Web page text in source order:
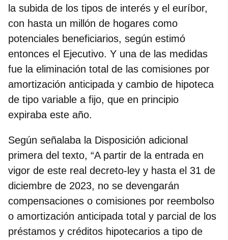
la subida de los tipos de interés y el euríbor,
con hasta un millón de hogares como
potenciales beneficiarios, según estimó
entonces el Ejecutivo. Y una de las medidas
fue la eliminación total de las comisiones por
amortización anticipada y cambio de hipoteca
de tipo variable a fijo, que en principio
expiraba este año.
Según señalaba la Disposición adicional
primera del texto, “A partir de la entrada en
vigor de este real decreto-ley y hasta el 31 de
diciembre de 2023, no se devengarán
compensaciones o comisiones por reembolso
o amortización anticipada total y parcial de los
préstamos y créditos hipotecarios a tipo de